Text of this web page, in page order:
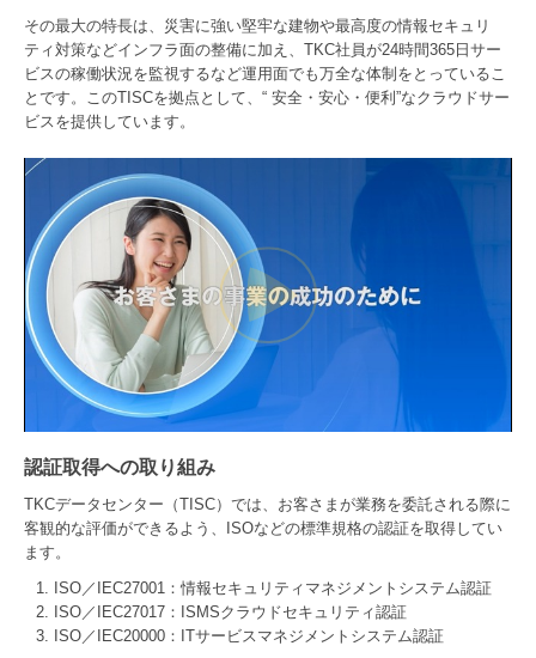
その最大の特長は、災害に強い堅牢な建物や最高度の情報セキュリ
ティ対策などインフラ面の整備に加え、TKC社員が24時間365日サー
ビスの稼働状況を監視するなど運用面でも万全な体制をとっているこ
とです。このTISCを拠点として、“ 安全・安心・便利”なクラウドサー
ビスを提供しています。
認証取得への取り組み
TKCデータセンター（TISC）では、お客さまが業務を委託される際に
客観的な評価ができるよう、ISOなどの標準規格の認証を取得してい
ます。
ISO／IEC27001：情報セキュリティマネジメントシステム認証
ISO／IEC27017：ISMSクラウドセキュリティ認証
ISO／IEC20000：ITサービスマネジメントシステム認証